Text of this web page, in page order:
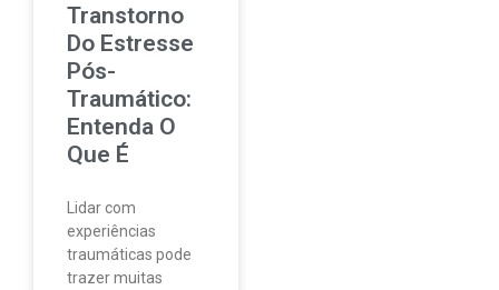
Transtorno
Do Estresse
Pós-
Traumático:
Entenda O
Que É
Lidar com
experiências
traumáticas pode
trazer muitas